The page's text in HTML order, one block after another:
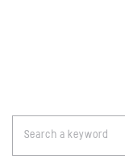
for:Search a keyword